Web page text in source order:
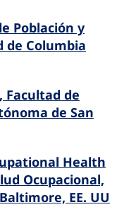
Población y
de Columbia
Facultad de
de San
Health
Ocupacional,
EE. UU